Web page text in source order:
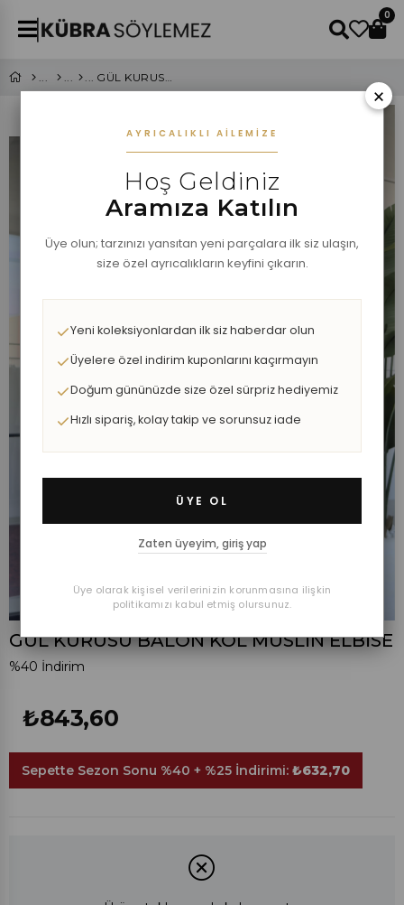
0
GÜL KURUSU BALON KOL MÜSLİN ELBİSE
GÜL KURUSU BALON KOL MÜSLİN ELBİSE
%40 İndirim
₺843,60
Sepette Sezon Sonu %40 + %25 İndirimi: ₺632,70
×
AYRICALIKLI AILEMIZE
Hoş Geldiniz
Aramıza Katılın
Üye olun; tarzınızı yansıtan yeni parçalara ilk siz ulaşın,
size özel ayrıcalıkların keyfini çıkarın.
Yeni koleksiyonlardan ilk siz haberdar olun
Üyelere özel indirim kuponlarını kaçırmayın
Doğum gününüzde size özel sürpriz hediyemiz
Hızlı sipariş, kolay takip ve sorunsuz iade
ÜYE OL
Zaten üyeyim, giriş yap
Üye olarak kişisel verilerinizin korunmasına ilişkin
politikamızı kabul etmiş olursunuz.